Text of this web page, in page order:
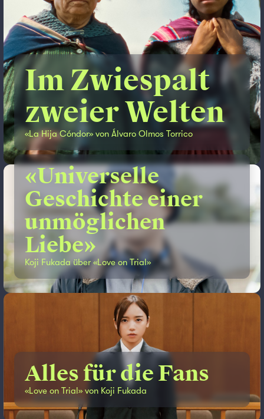
Im Zwiespalt
zweier Welten
«La Hija Cóndor» von Álvaro Olmos Torrico
«Universelle
Geschichte einer
unmöglichen
Liebe»
Koji Fukada über «Love on Trial»
Alles für die Fans
«Love on Trial» von Koji Fukada